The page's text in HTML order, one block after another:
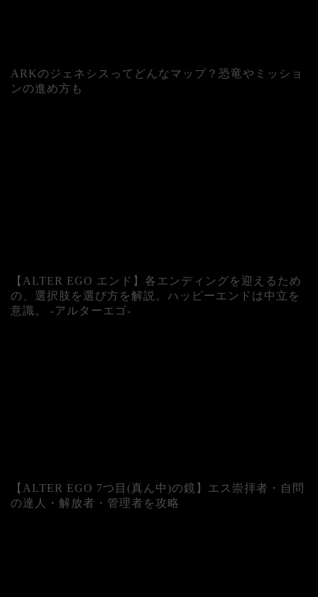
ARKのジェネシスってどんなマップ？恐竜やミッショ
ンの進め方も
【ALTER EGO エンド】各エンディングを迎えるため
の、選択肢を選び方を解説。ハッピーエンドは中立を
意識。 -アルターエゴ-
【ALTER EGO 7つ目(真ん中)の鏡】エス崇拝者・自問
の達人・解放者・管理者を攻略